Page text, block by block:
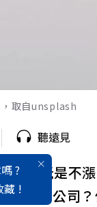
，取自unsplash
?
藏 !
聽遠見
價卻老是不
」給母公司